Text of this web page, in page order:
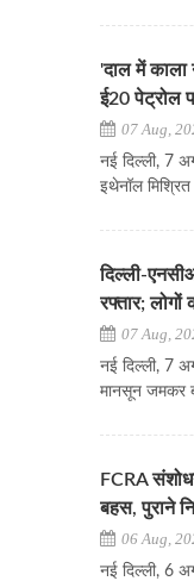
'दाल में काला
ई20 पेट्रोल
07 Aug,
नई दिल्ली, 7
इथेनॉल मिश्रित
दिल्ली-
रफ्तार; लोगों
07 Aug,
नई दिल्ली, 7
मानसून जमकर
FCRA
बहस, पुराने
06 Aug,
नई दिल्ली, 6